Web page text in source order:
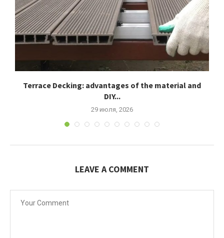
Terrace Decking: advantages of the material and
DIY...
29 июля, 2026
LEAVE A COMMENT